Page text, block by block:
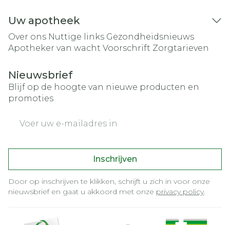
Uw apotheek
Over ons Nuttige links Gezondheidsnieuws
Apotheker van wacht Voorschrift Zorgtarieven
Nieuwsbrief
Blijf op de hoogte van nieuwe producten en
promoties
Inschrijven
Door op inschrijven te klikken, schrijft u zich in voor onze
nieuwsbrief en gaat u akkoord met onze privacy policy.